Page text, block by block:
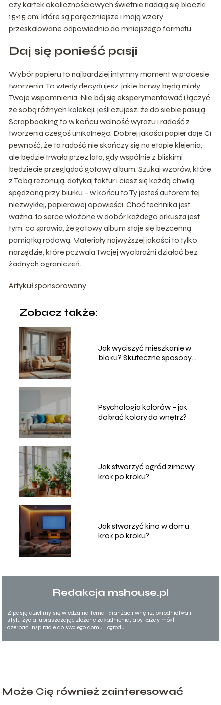
czy kartek okolicznościowych świetnie nadają się bloczki
15×15 cm, które są poręczniejsze i mają wzory
przeskalowane odpowiednio do mniejszego formatu.
Daj się ponieść pasji
Wybór papieru to najbardziej intymny moment w procesie
tworzenia. To wtedy decydujesz, jakie barwy będą miały
Twoje wspomnienia. Nie bój się eksperymentować i łączyć
ze sobą różnych kolekcji, jeśli czujesz, że do siebie pasują.
Scrapbooking to w końcu wolność wyrazu i radość z
tworzenia czegoś unikalnego. Dobrej jakości papier daje Ci
pewność, że ta radość nie skończy się na etapie klejenia,
ale będzie trwała przez lata, gdy wspólnie z bliskimi
będziecie przeglądać gotowy album. Szukaj wzorów, które
z Tobą rezonują, dotykaj faktur i ciesz się każdą chwilą
spędzoną przy biurku – w końcu to Ty jesteś autorem tej
niezwykłej, papierowej opowieści. Choć technika jest
ważna, to serce włożone w dobór każdego arkusza jest
tym, co sprawia, że gotowy album staje się bezcenną
pamiątką rodową. Materiały najwyższej jakości to tylko
narzędzie, które pozwala Twojej wyobraźni działać bez
żadnych ograniczeń.
Artykuł sponsorowany
Zobacz także:
Jak wyciszyć mieszkanie w
bloku? Skuteczne sposoby
Psychologia kolorów – jak
dobrać kolory do wnętrz?
Jak stworzyć ogród zimowy
krok po kroku?
Jak stworzyć kino w domu
krok po kroku?
Redakcja mshouse.pl
Z pasją dzielimy się wiedzą na temat aranżacji wnętrz, ogrodnictwa i
stylu życia, upraszczając złożone zagadnienia, aby każdy mógł
czerpać inspiracje do swojego domu i ogrodu.
Może Cię również zainteresować